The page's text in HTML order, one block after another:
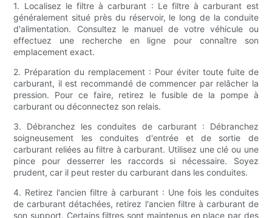
1. Localisez le filtre à carburant : Le filtre à carburant est
généralement situé près du réservoir, le long de la conduite
d'alimentation. Consultez le manuel de votre véhicule ou
effectuez une recherche en ligne pour connaître son
emplacement exact.
2. Préparation du remplacement : Pour éviter toute fuite de
carburant, il est recommandé de commencer par relâcher la
pression. Pour ce faire, retirez le fusible de la pompe à
carburant ou déconnectez son relais.
3. Débranchez les conduites de carburant : Débranchez
soigneusement les conduites d'entrée et de sortie de
carburant reliées au filtre à carburant. Utilisez une clé ou une
pince pour desserrer les raccords si nécessaire. Soyez
prudent, car il peut rester du carburant dans les conduites.
4. Retirez l'ancien filtre à carburant : Une fois les conduites
de carburant détachées, retirez l'ancien filtre à carburant de
son support. Certains filtres sont maintenus en place par des